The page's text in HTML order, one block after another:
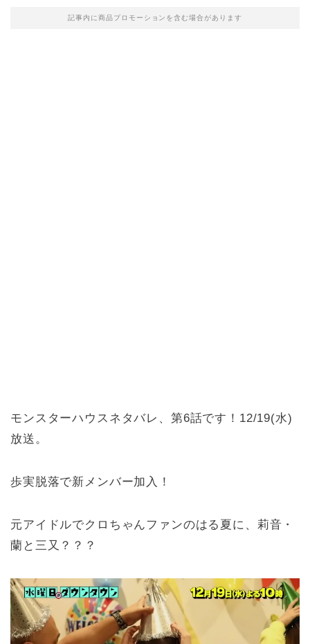
記事内に商品プロモーションを含む場合があります
モンスターハウスネタバレ、第6話です！12/19(水)
放送。
歩実脱落で新メンバー加入！
元アイドルでクロちゃんファンのはる夏に、莉音・
蘭と三又？？？